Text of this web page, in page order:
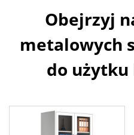
Obejrzyj
metalowych
do